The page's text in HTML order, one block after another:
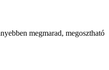
megmarad, megosztható